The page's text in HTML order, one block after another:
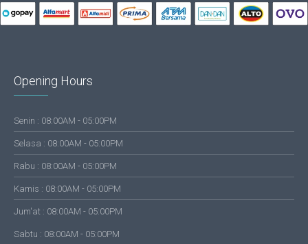
Opening Hours
Senin : 08:00AM - 05:00PM
Selasa : 08:00AM - 05:00PM
Rabu : 08:00AM - 05:00PM
Kamis : 08:00AM - 05:00PM
Jum'at : 08:00AM - 05:00PM
Sabtu : 08:00AM - 05:00PM